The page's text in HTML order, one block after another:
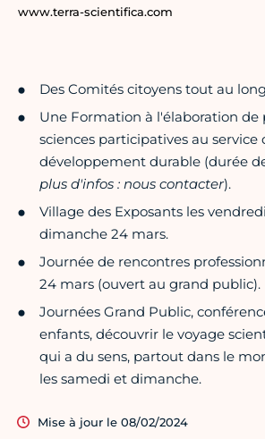
www.terra-scientifica.com
Des Comités citoyens tout au
Une Formation à l'élaboration de
sciences participatives au service
développement durable (durée
plus d'infos : nous contacter).
Village des Exposants les
dimanche 24 mars.
Journée de rencontres
24 mars (ouvert au grand public).
Journées Grand Public,
enfants, découvrir le voyage
qui a du sens, partout dans le
les samedi et dimanche.
Mise à jour le 08/02/2024